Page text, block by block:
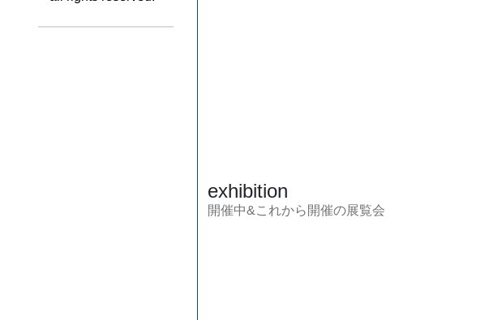
exhibition
開催中&これから開催の展覧会